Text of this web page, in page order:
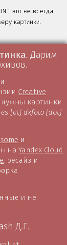
это не всегда
картинки.
. Дарим
Creative
нужны картинки
[at] dxfoto [dot]
и
наYandex Cloud
, ресайз и
и не
Д.Г.